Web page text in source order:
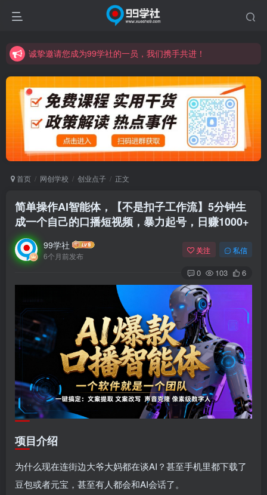
诚挚邀请您成为99学社的一员，我们携手共进！
诚挚邀请您成为99学社的一员，我们携手共进！
学习路上不孤独，99学社与你同行！分享全网优质VIP资源，炒股教程、创业教程、网络营销教程、自媒体短视频教程等，长期更新各大精品创业项目！
首页 网创学校 创业点子 正文
简单操作AI智能体，【不是扣子工作流】5分钟生
成一个自己的口播短视频，暴力起号，日赚1000+
99学社
6个月前发布
关注 私信
0 103 6
项目介绍
为什么现在连街边大爷大妈都在谈AI？甚至手机里都下载了
豆包或者元宝，甚至有人都会和AI会话了。